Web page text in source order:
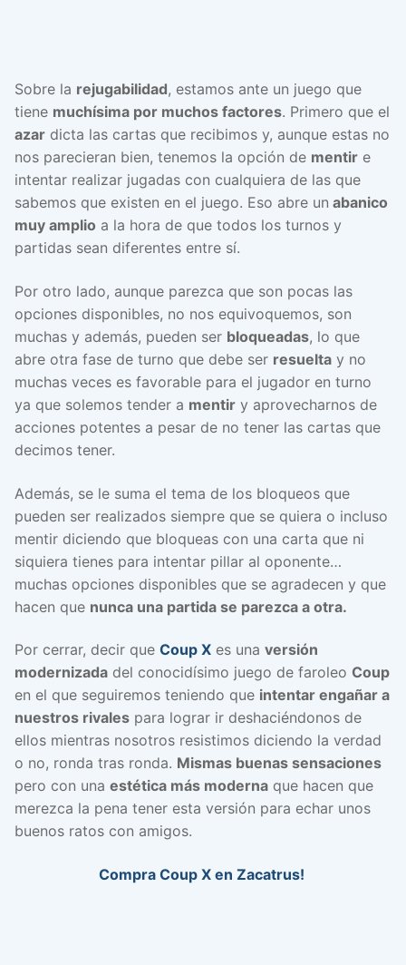
Sobre la rejugabilidad, estamos ante un juego que
tiene muchísima por muchos factores. Primero que el
azar dicta las cartas que recibimos y, aunque estas no
nos parecieran bien, tenemos la opción de mentir e
intentar realizar jugadas con cualquiera de las que
sabemos que existen en el juego. Eso abre un abanico
muy amplio a la hora de que todos los turnos y
partidas sean diferentes entre sí.
Por otro lado, aunque parezca que son pocas las
opciones disponibles, no nos equivoquemos, son
muchas y además, pueden ser bloqueadas, lo que
abre otra fase de turno que debe ser resuelta y no
muchas veces es favorable para el jugador en turno
ya que solemos tender a mentir y aprovecharnos de
acciones potentes a pesar de no tener las cartas que
decimos tener.
Además, se le suma el tema de los bloqueos que
pueden ser realizados siempre que se quiera o incluso
mentir diciendo que bloqueas con una carta que ni
siquiera tienes para intentar pillar al oponente…
muchas opciones disponibles que se agradecen y que
hacen que nunca una partida se parezca a otra.
Por cerrar, decir que Coup X es una versión
modernizada del conocidísimo juego de faroleo Coup
en el que seguiremos teniendo que intentar engañar a
nuestros rivales para lograr ir deshaciéndonos de
ellos mientras nosotros resistimos diciendo la verdad
o no, ronda tras ronda. Mismas buenas sensaciones
pero con una estética más moderna que hacen que
merezca la pena tener esta versión para echar unos
buenos ratos con amigos.
Compra Coup X en Zacatrus!